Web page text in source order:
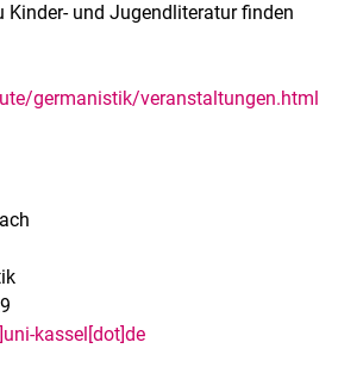
Kinder- und Jugendliteratur finden
germanistik/veranstaltungen.html
kassel[dot]de